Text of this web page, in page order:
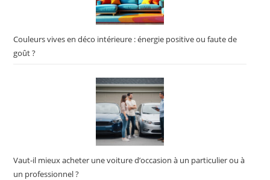
Couleurs vives en déco intérieure : énergie positive ou faute de
goût ?
Vaut-il mieux acheter une voiture d’occasion à un particulier ou à
un professionnel ?